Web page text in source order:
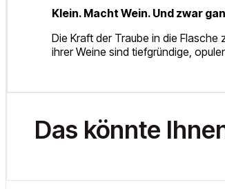
Klein. Macht Wein. Und zwar
Die Kraft der Traube in die
ihrer Weine sind tiefgründige,
Das könnte